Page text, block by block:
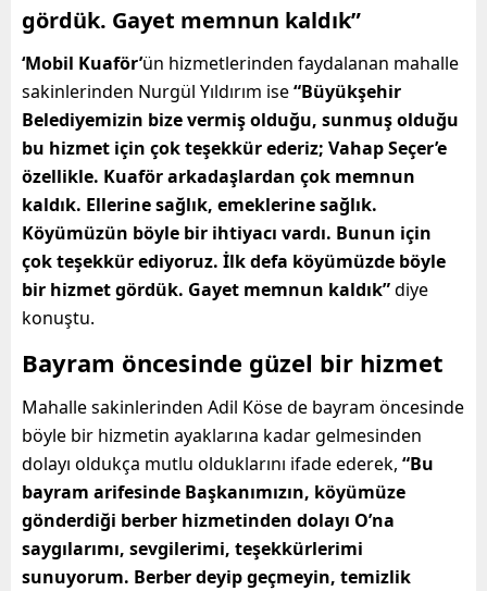
gördük. Gayet memnun kaldık”
‘Mobil Kuaför’ün hizmetlerinden faydalanan mahalle
sakinlerinden Nurgül Yıldırım ise“Büyükşehir
Belediyemizin bize vermiş olduğu, sunmuş olduğu
bu hizmet için çok teşekkür ederiz; Vahap Seçer’e
özellikle. Kuaför arkadaşlardan çok memnun
kaldık. Ellerine sağlık, emeklerine sağlık.
Köyümüzün böyle bir ihtiyacı vardı. Bunun için
çok teşekkür ediyoruz. İlk defa köyümüzde böyle
bir hizmet gördük. Gayet memnun kaldık”diye
konuştu.
Bayram öncesinde güzel bir hizmet
Mahalle sakinlerinden Adil Köse de bayram öncesinde
böyle bir hizmetin ayaklarına kadar gelmesinden
dolayı oldukça mutlu olduklarını ifade ederek, “Bu
bayram arifesinde Başkanımızın, köyümüze
gönderdiği berber hizmetinden dolayı O’na
saygılarımı, sevgilerimi, teşekkürlerimi
sunuyorum. Berber deyip geçmeyin, temizlik